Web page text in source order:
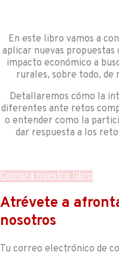
En este libro vamos a
aplicar nuevas propuestas
impacto económico a
rurales, sobre todo, de
Detallaremos cómo la
diferentes ante retos
o entender como la
dar respuesta a los
Compra nuestro libro
Atrévete a
nosotros
Tu correo electrónico de